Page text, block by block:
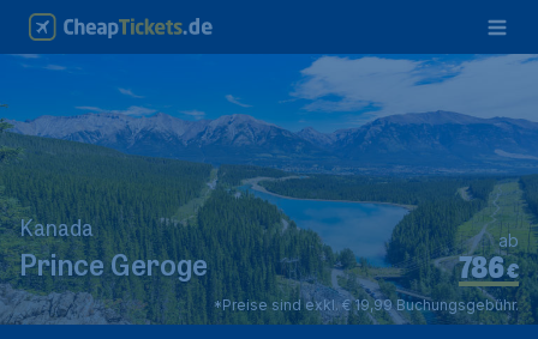
Kanada
Prince Geroge €
786
ab
*Preise sind exkl. € 19,99 Buchungsgebühr.